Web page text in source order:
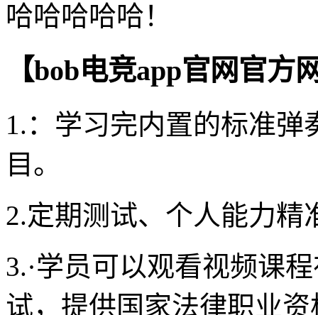
哈哈哈哈哈！
【bob电竞app官网官方
1.：学习完内置的标准
目。
2.定期测试、个人能力精
3.·学员可以观看视频课
试，提供国家法律职业